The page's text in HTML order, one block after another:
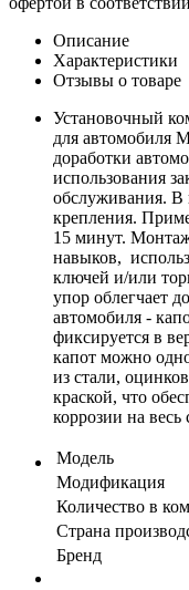
Описание
Характеристики
Отзывы о товаре
Установочный
для автомобиля
доработки
использования
обслуживания. В
крепления.
15 минут.
навыков,
ключей и/или
упор облегчает
автомобиля -
фиксируется в
капот можно
из стали,
краской, что
коррозии на весь
Модель
Модификация
Количество в
Страна
Бренд